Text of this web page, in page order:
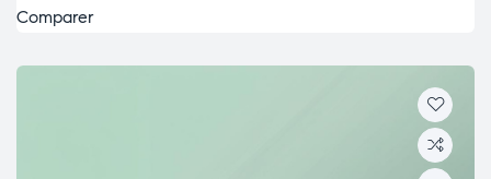
Comparer